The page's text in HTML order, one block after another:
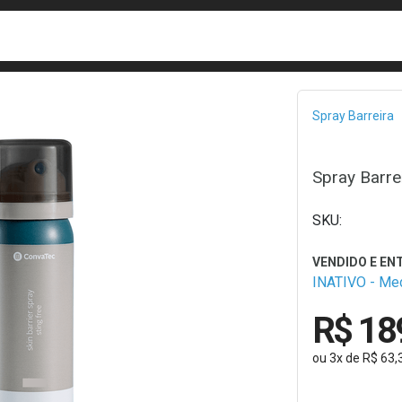
Spray Barreira
Spray
INATIVO -
R$
ou 3xde R$